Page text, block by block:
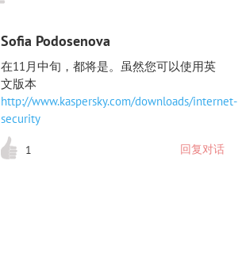
Sofia Podosenova
在11月中旬，都将是。虽然您可以使用英
文版本
http://www.kaspersky.com/downloads/internet-
security
1 回复对话